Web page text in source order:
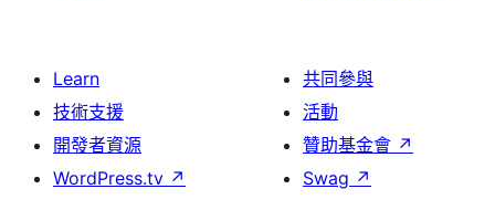
Learn
技術支援
開發者資源
WordPress.tv ↗
共同參與
活動
贊助基金會 ↗
Swag ↗